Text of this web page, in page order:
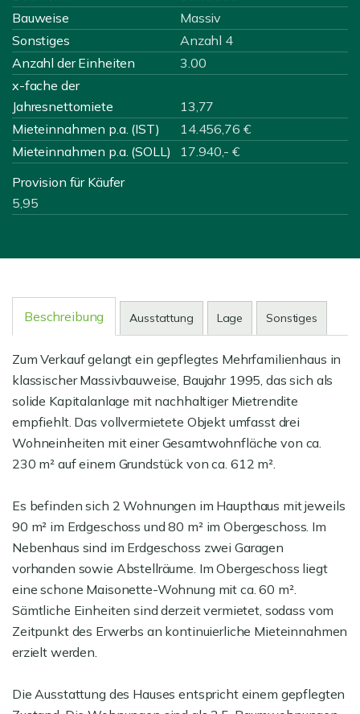
Bauweise
Massiv
Sonstiges
Anzahl 4
Anzahl der Einheiten
3.00
x-fache der
Jahresnettomiete
13,77
Mieteinnahmen p.a. (IST)
14.456,76 €
Mieteinnahmen p.a. (SOLL)
17.940,- €
Provision für Käufer
5,95
Beschreibung Ausstattung Lage Sonstiges
Zum Verkauf gelangt ein gepflegtes Mehrfamilienhaus in
klassischer Massivbauweise, Baujahr 1995, das sich als
solide Kapitalanlage mit nachhaltiger Mietrendite
empfiehlt. Das vollvermietete Objekt umfasst drei
Wohneinheiten mit einer Gesamtwohnfläche von ca.
230 m² auf einem Grundstück von ca. 612 m².
Es befinden sich 2 Wohnungen im Haupthaus mit jeweils
90 m² im Erdgeschoss und 80 m² im Obergeschoss. Im
Nebenhaus sind im Erdgeschoss zwei Garagen
vorhanden sowie Abstellräume. Im Obergeschoss liegt
eine schone Maisonette-Wohnung mit ca. 60 m².
Sämtliche Einheiten sind derzeit vermietet, sodass vom
Zeitpunkt des Erwerbs an kontinuierliche Mieteinnahmen
erzielt werden.
Die Ausstattung des Hauses entspricht einem gepflegten